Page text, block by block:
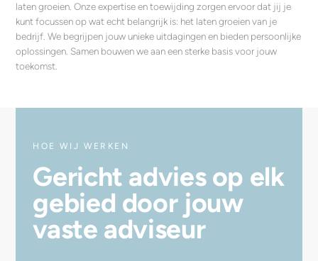
laten groeien. Onze expertise en toewijding zorgen ervoor dat jij je
kunt focussen op wat echt belangrijk is: het laten groeien van je
bedrijf. We begrijpen jouw unieke uitdagingen en bieden persoonlijke
oplossingen. Samen bouwen we aan een sterke basis voor jouw
toekomst.
HOE WIJ WERKEN
Gericht advies op elk
gebied door jouw
vaste adviseur